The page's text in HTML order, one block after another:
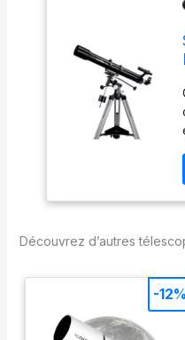
Découvrez d’autres
-12%